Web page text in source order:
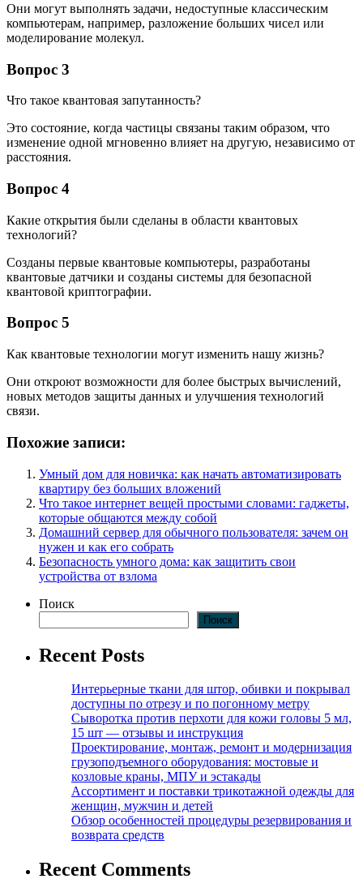
Они могут выполнять задачи, недоступные классическим
компьютерам, например, разложение больших чисел или
моделирование молекул.
Вопрос 3
Что такое квантовая запутанность?
Это состояние, когда частицы связаны таким образом, что
изменение одной мгновенно влияет на другую, независимо от
расстояния.
Вопрос 4
Какие открытия были сделаны в области квантовых
технологий?
Созданы первые квантовые компьютеры, разработаны
квантовые датчики и созданы системы для безопасной
квантовой криптографии.
Вопрос 5
Как квантовые технологии могут изменить нашу жизнь?
Они откроют возможности для более быстрых вычислений,
новых методов защиты данных и улучшения технологий
связи.
Похожие записи:
Умный дом для новичка: как начать автоматизировать
квартиру без больших вложений
Что такое интернет вещей простыми словами: гаджеты,
которые общаются между собой
Домашний сервер для обычного пользователя: зачем он
нужен и как его собрать
Безопасность умного дома: как защитить свои
устройства от взлома
Поиск
Поиск
Recent Posts
Интерьерные ткани для штор, обивки и покрывал
доступны по отрезу и по погонному метру
Сыворотка против перхоти для кожи головы 5 мл,
15 шт — отзывы и инструкция
Проектирование, монтаж, ремонт и модернизация
грузоподъемного оборудования: мостовые и
козловые краны, МПУ и эстакады
Ассортимент и поставки трикотажной одежды для
женщин, мужчин и детей
Обзор особенностей процедуры резервирования и
возврата средств
Recent Comments